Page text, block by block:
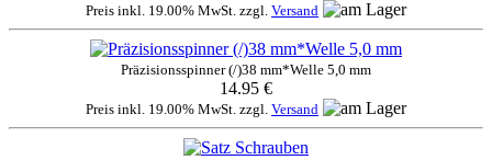
Preis inkl. 19.00% MwSt. zzgl. Versand
Präzisionsspinner (/)38 mm*Welle 5,0 mm
14.95 €
Preis inkl. 19.00% MwSt. zzgl. Versand